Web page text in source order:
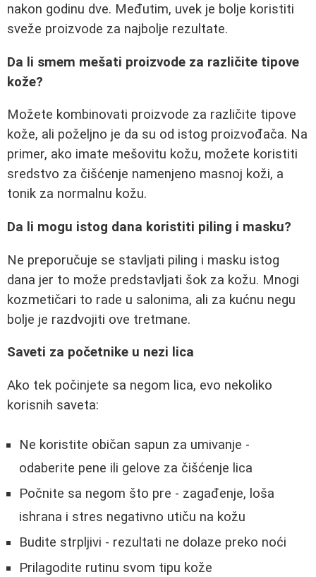
nakon godinu dve. Međutim, uvek je bolje koristiti
sveže proizvode za najbolje rezultate.
Da li smem mešati proizvode za različite tipove
kože?
Možete kombinovati proizvode za različite tipove
kože, ali poželjno je da su od istog proizvođača. Na
primer, ako imate mešovitu kožu, možete koristiti
sredstvo za čišćenje namenjeno masnoj koži, a
tonik za normalnu kožu.
Da li mogu istog dana koristiti piling i masku?
Ne preporučuje se stavljati piling i masku istog
dana jer to može predstavljati šok za kožu. Mnogi
kozmetičari to rade u salonima, ali za kućnu negu
bolje je razdvojiti ove tretmane.
Saveti za početnike u nezi lica
Ako tek počinjete sa negom lica, evo nekoliko
korisnih saveta:
Ne koristite običan sapun za umivanje -
odaberite pene ili gelove za čišćenje lica
Počnite sa negom što pre - zagađenje, loša
ishrana i stres negativno utiču na kožu
Budite strpljivi - rezultati ne dolaze preko noći
Prilagodite rutinu svom tipu kože